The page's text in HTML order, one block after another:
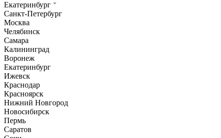
Екатеринбург
Санкт-Петербург
Москва
Челябинск
Самара
Калининград
Воронеж
Екатеринбург
Ижевск
Краснодар
Красноярск
Нижний Новгород
Новосибирск
Пермь
Саратов